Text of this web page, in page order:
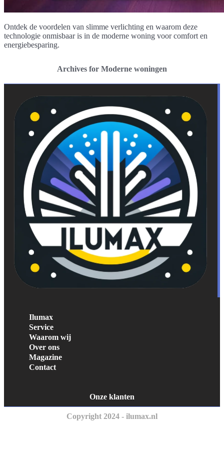
Ontdek de voordelen van slimme verlichting en waarom deze
technologie onmisbaar is in de moderne woning voor comfort en
energiebesparing.
Archives for Moderne woningen
Ilumax
Service
Waarom wij
Over ons
Magazine
Contact
Onze klanten
Copyright 2024 - ilumax.nl